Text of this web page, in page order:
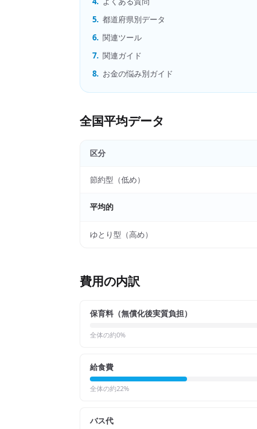
5. 都道府県別データ
6. 関連ツール
7. 関連ガイド
8. お金の悩み別ガイド
全国平均データ
区分
節約型（低め）
平均的
ゆとり型（高め）
費用の内訳
保育料（無償化後実質負担）
全体の約0%
給食費
全体の約22%
バス代